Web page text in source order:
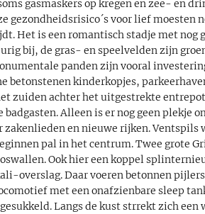
gasmaskers op kregen en zee- en
gezondheidsrisico´s voor lief moesten
Het is een romantisch stadje met
bij, de gras- en speelvelden zijn
panden zijn vooral
betonstenen kinderkopjes,
zuiden achter het uitgestrekte
Alleen is er nog geen plekje
zakenlieden en nieuwe rijken. Ventspils
pal in het centrum. Twee grote
Ook hier een koppel
overslag. Daar voeren betonnen
met een onafzienbare sleep
Langs de kust strrekt zich een